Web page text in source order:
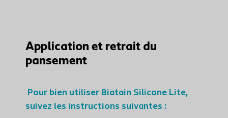
Application et retrait du
pansement
Pour bien utiliser Biatain Silicone Lite,
suivez les instructions suivantes :